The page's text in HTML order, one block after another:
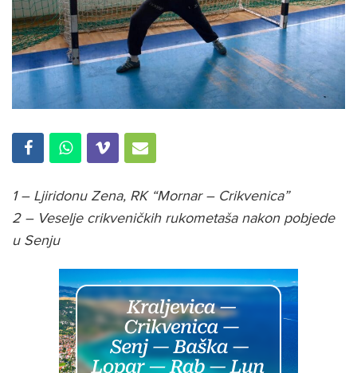
1 – Ljiridonu Zena, RK “Mornar – Crikvenica”
2 – Veselje crikveničkih rukometaša nakon pobjede
u Senju